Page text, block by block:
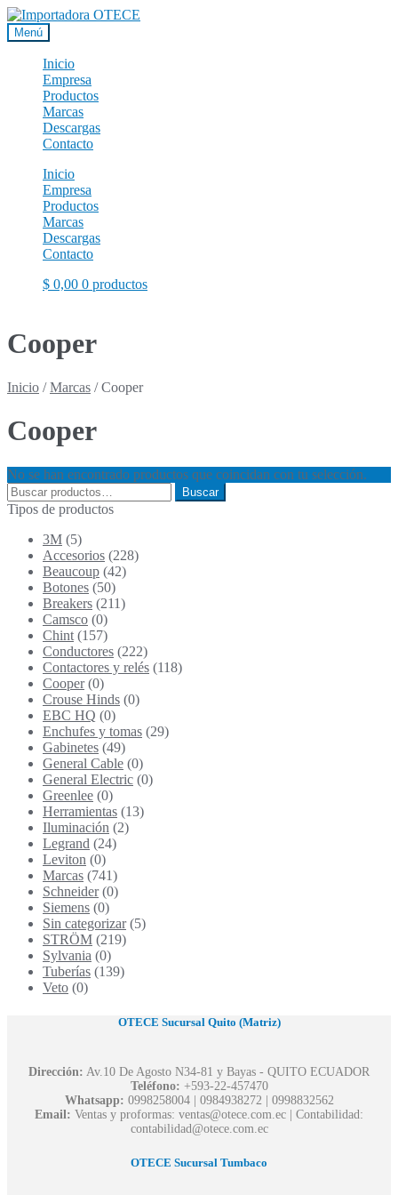
Ir
a
la
navegación
Ir
al
contenido
Menú
Inicio
Empresa
Productos
Marcas
Descargas
Contacto
Inicio
Empresa
Productos
Marcas
Descargas
Contacto
$ 0,00 0 productos
Cooper
Inicio /Marcas /Cooper
Cooper
No se han encontrado productos que coincidan con tu selección.
Buscar
por:
Buscar
Tipos de productos
3M (5)
Accesorios (228)
Beaucoup (42)
Botones (50)
Breakers (211)
Camsco (0)
Chint (157)
Conductores (222)
Contactores y relés (118)
Cooper (0)
Crouse Hinds (0)
EBC HQ (0)
Enchufes y tomas (29)
Gabinetes (49)
General Cable (0)
General Electric (0)
Greenlee (0)
Herramientas (13)
Iluminación (2)
Legrand (24)
Leviton (0)
Marcas (741)
Schneider (0)
Siemens (0)
Sin categorizar (5)
STRÖM (219)
Sylvania (0)
Tuberías (139)
Veto (0)
OTECE Sucursal Quito (Matriz)
Dirección: Av.10 De Agosto N34-81 y Bayas - QUITO ECUADOR
Teléfono: +593-22-457470
Whatsapp: 0998258004 | 0984938272 | 0998832562
Email: Ventas y proformas: ventas@otece.com.ec | Contabilidad:
contabilidad@otece.com.ec
OTECE Sucursal Tumbaco